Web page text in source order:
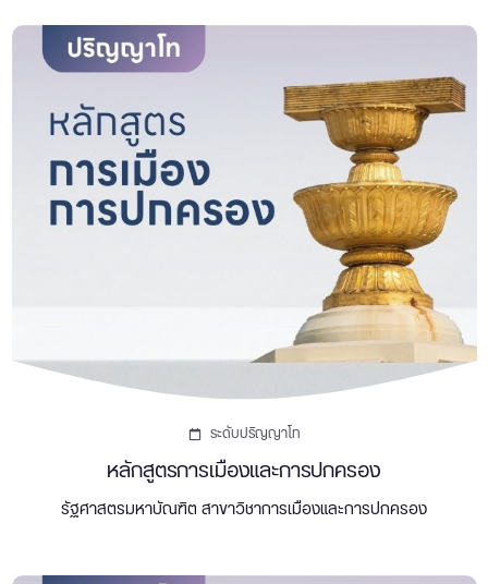
ระดับปริญญาโท
หลักสูตรการเมืองและการปกครอง
รัฐศาสตรมหาบัณฑิต สาขาวิชาการเมืองและการปกครอง